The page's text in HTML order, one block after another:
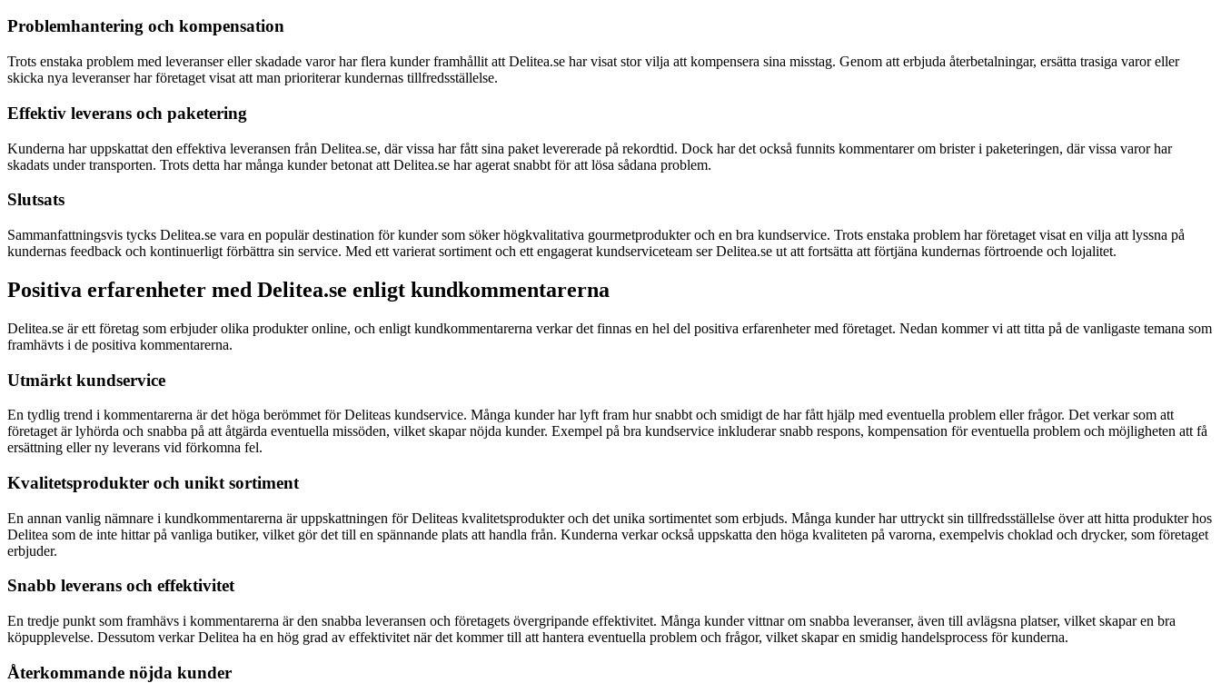
Problemhantering och kompensation
Trots enstaka problem med leveranser eller skadade varor har flera kunder framhållit att Delitea.se har visat stor vilja att kompensera sina misstag. Genom att erbjuda återbetalningar, ersätta trasiga varor eller
skicka nya leveranser har företaget visat att man prioriterar kundernas tillfredsställelse.
Effektiv leverans och paketering
Kunderna har uppskattat den effektiva leveransen från Delitea.se, där vissa har fått sina paket levererade på rekordtid. Dock har det också funnits kommentarer om brister i paketeringen, där vissa varor har
skadats under transporten. Trots detta har många kunder betonat att Delitea.se har agerat snabbt för att lösa sådana problem.
Slutsats
Sammanfattningsvis tycks Delitea.se vara en populär destination för kunder som söker högkvalitativa gourmetprodukter och en bra kundservice. Trots enstaka problem har företaget visat en vilja att lyssna på
kundernas feedback och kontinuerligt förbättra sin service. Med ett varierat sortiment och ett engagerat kundserviceteam ser Delitea.se ut att fortsätta att förtjäna kundernas förtroende och lojalitet.
Positiva erfarenheter med Delitea.se enligt kundkommentarerna
Delitea.se är ett företag som erbjuder olika produkter online, och enligt kundkommentarerna verkar det finnas en hel del positiva erfarenheter med företaget. Nedan kommer vi att titta på de vanligaste temana som
framhävts i de positiva kommentarerna.
Utmärkt kundservice
En tydlig trend i kommentarerna är det höga berömmet för Deliteas kundservice. Många kunder har lyft fram hur snabbt och smidigt de har fått hjälp med eventuella problem eller frågor. Det verkar som att
företaget är lyhörda och snabba på att åtgärda eventuella missöden, vilket skapar nöjda kunder. Exempel på bra kundservice inkluderar snabb respons, kompensation för eventuella problem och möjligheten att få
ersättning eller ny leverans vid förkomna fel.
Kvalitetsprodukter och unikt sortiment
En annan vanlig nämnare i kundkommentarerna är uppskattningen för Deliteas kvalitetsprodukter och det unika sortimentet som erbjuds. Många kunder har uttryckt sin tillfredsställelse över att hitta produkter hos
Delitea som de inte hittar på vanliga butiker, vilket gör det till en spännande plats att handla från. Kunderna verkar också uppskatta den höga kvaliteten på varorna, exempelvis choklad och drycker, som företaget
erbjuder.
Snabb leverans och effektivitet
En tredje punkt som framhävs i kommentarerna är den snabba leveransen och företagets övergripande effektivitet. Många kunder vittnar om snabba leveranser, även till avlägsna platser, vilket skapar en bra
köpupplevelse. Dessutom verkar Delitea ha en hög grad av effektivitet när det kommer till att hantera eventuella problem och frågor, vilket skapar en smidig handelsprocess för kunderna.
Återkommande nöjda kunder